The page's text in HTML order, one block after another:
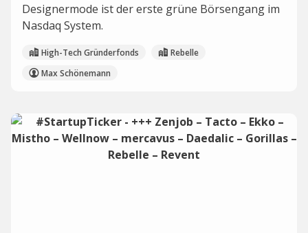
Designermode ist der erste grüne Börsengang im
Nasdaq System.
High-Tech Gründerfonds
Rebelle
Max Schönemann